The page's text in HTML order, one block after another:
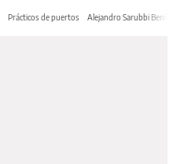
Prácticos de puertos Alejandro Sarubbi Benítez